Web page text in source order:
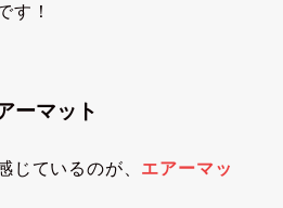
す！
ーマット
じているのが、 エアーマッ